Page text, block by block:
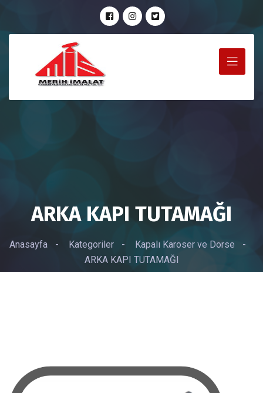
ARKA KAPI TUTAMAĞI
Anasayfa - Kategoriler - Kapalı Karoser ve Dorse
-
ARKA KAPI TUTAMAĞI